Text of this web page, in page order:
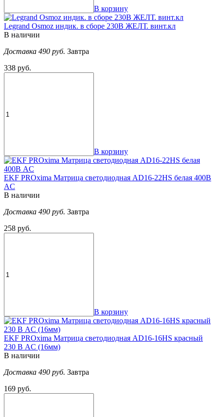
В корзину
Legrand Osmoz индик. в сборе 230В ЖЕЛТ. винт.кл
В наличии
Доставка 490 руб. Завтра
338 руб.
В корзину
EKF PROxima Матрица светодиодная AD16-22HS белая 400В
AC
В наличии
Доставка 490 руб. Завтра
258 руб.
В корзину
EKF PROxima Матрица светодиодная AD16-16HS красный
230 В AC (16мм)
В наличии
Доставка 490 руб. Завтра
169 руб.